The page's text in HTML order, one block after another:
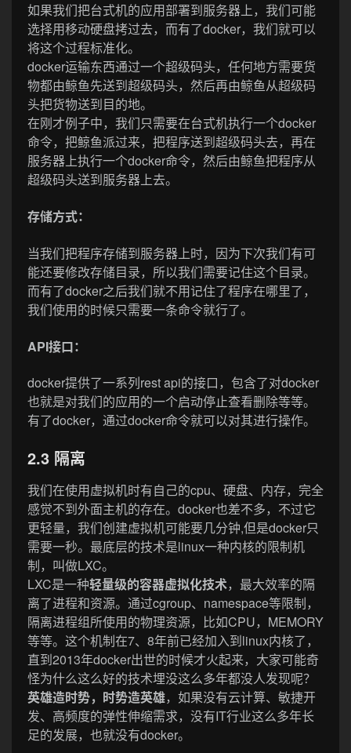
如果我们把台式机的应用部署到服务器上，我们可能
选择用移动硬盘拷过去，而有了docker，我们就可以
将这个过程标准化。
docker运输东西通过一个超级码头，任何地方需要货
物都由鲸鱼先送到超级码头，然后再由鲸鱼从超级码
头把货物送到目的地。
在刚才例子中，我们只需要在台式机执行一个docker
命令，把鲸鱼派过来，把程序送到超级码头去，再在
服务器上执行一个docker命令，然后由鲸鱼把程序从
超级码头送到服务器上去。
存储方式：
当我们把程序存储到服务器上时，因为下次我们有可
能还要修改存储目录，所以我们需要记住这个目录。
而有了docker之后我们就不用记住了程序在哪里了，
我们使用的时候只需要一条命令就行了。
API接口：
docker提供了一系列rest api的接口，包含了对docker
也就是对我们的应用的一个启动停止查看删除等等。
有了docker，通过docker命令就可以对其进行操作。
2.3 隔离
我们在使用虚拟机时有自己的cpu、硬盘、内存，完全
感觉不到外面主机的存在。docker也差不多，不过它
更轻量，我们创建虚拟机可能要几分钟,但是docker只
需要一秒。最底层的技术是linux一种内核的限制机
制，叫做LXC。
LXC是一种轻量级的容器虚拟化技术，最大效率的隔
离了进程和资源。通过cgroup、namespace等限制，
隔离进程组所使用的物理资源，比如CPU，MEMORY
等等。这个机制在7、8年前已经加入到linux内核了，
直到2013年docker出世的时候才火起来，大家可能奇
怪为什么这么好的技术埋没这么多年都没人发现呢？
英雄造时势，时势造英雄，如果没有云计算、敏捷开
发、高频度的弹性伸缩需求，没有IT行业这么多年长
足的发展，也就没有docker。